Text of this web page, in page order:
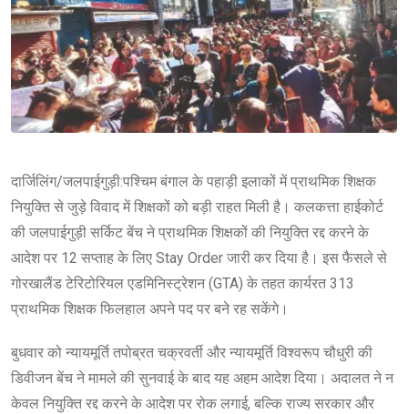
दार्जिलिंग/जलपाईगुड़ी:पश्चिम बंगाल के पहाड़ी इलाकों में प्राथमिक शिक्षक
नियुक्ति से जुड़े विवाद में शिक्षकों को बड़ी राहत मिली है। कलकत्ता हाईकोर्ट
की जलपाईगुड़ी सर्किट बेंच ने प्राथमिक शिक्षकों की नियुक्ति रद्द करने के
आदेश पर 12 सप्ताह के लिए Stay Order जारी कर दिया है। इस फैसले से
गोरखालैंड टेरिटोरियल एडमिनिस्ट्रेशन (GTA) के तहत कार्यरत 313
प्राथमिक शिक्षक फिलहाल अपने पद पर बने रह सकेंगे।
बुधवार को न्यायमूर्ति तपोब्रत चक्रवर्ती और न्यायमूर्ति विश्वरूप चौधुरी की
डिवीजन बेंच ने मामले की सुनवाई के बाद यह अहम आदेश दिया। अदालत ने न
केवल नियुक्ति रद्द करने के आदेश पर रोक लगाई, बल्कि राज्य सरकार और